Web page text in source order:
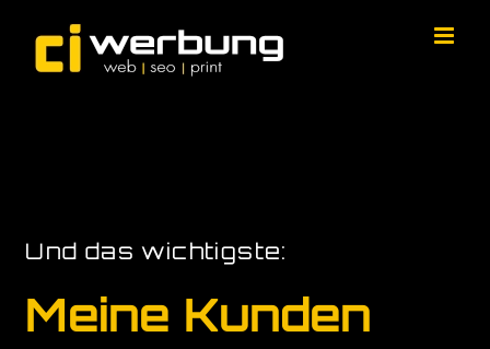
Inhalt
springen
Und das wichtigste:
Meine Kunden